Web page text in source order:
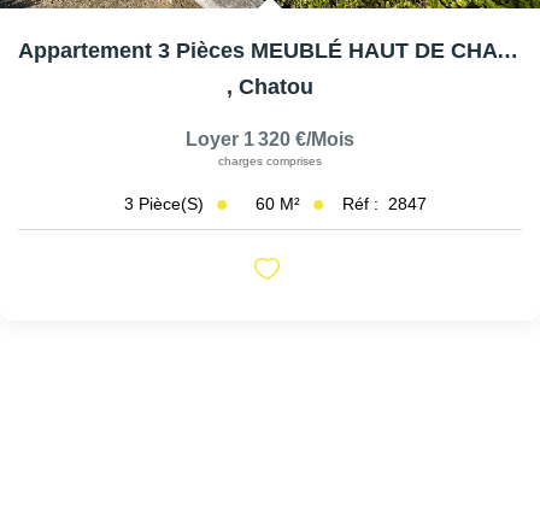
Appartement 3 Pièces MEUBLÉ HAUT DE CHATOU
, Chatou
Loyer 1 320 €/mois
charges comprises
3 Pièce(s) 60 M² Réf : 2847